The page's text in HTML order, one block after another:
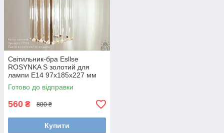
Світильник-бра Esllse
ROSYNKA S золотий для
лампи Е14 97x185x227 мм
Готово до відправки
560 ₴ 800 ₴
Купити